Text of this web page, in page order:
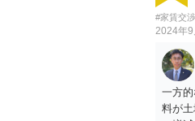
#家賃交渉
2024年9
一方
料が